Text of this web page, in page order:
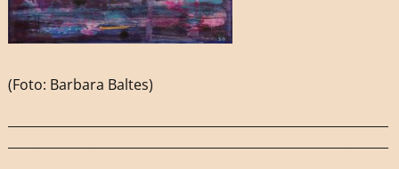
(Foto: Barbara Baltes)